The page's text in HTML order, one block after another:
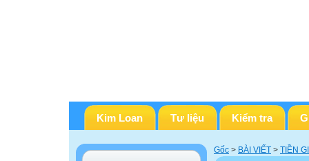
Kim Loan Tư liệu Kiểm tra
Gốc > BÀI VIẾT > TIỀN